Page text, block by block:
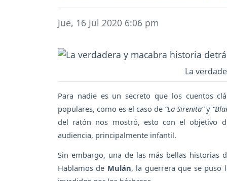
Jue, 16 Jul 2020 6:06 pm
La
Para nadie es un secreto que los cuentos
populares, como es el caso de “La Sirenita”y
del ratón nos mostró, esto con el objetivo
audiencia, principalmente infantil.
Sin embargo, una de las más bellas historias
Hablamos de Mulán, la guerrera que se puso